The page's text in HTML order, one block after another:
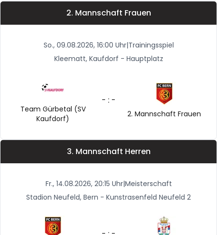
2. Mannschaft Frauen
So., 09.08.2026, 16:00 Uhr|Trainingsspiel
Kleematt, Kaufdorf - Hauptplatz
Team Gürbetal (SV
Kaufdorf)
- : -
2. Mannschaft Frauen
3. Mannschaft Herren
Fr., 14.08.2026, 20:15 Uhr|Meisterschaft
Stadion Neufeld, Bern - Kunstrasenfeld Neufeld 2